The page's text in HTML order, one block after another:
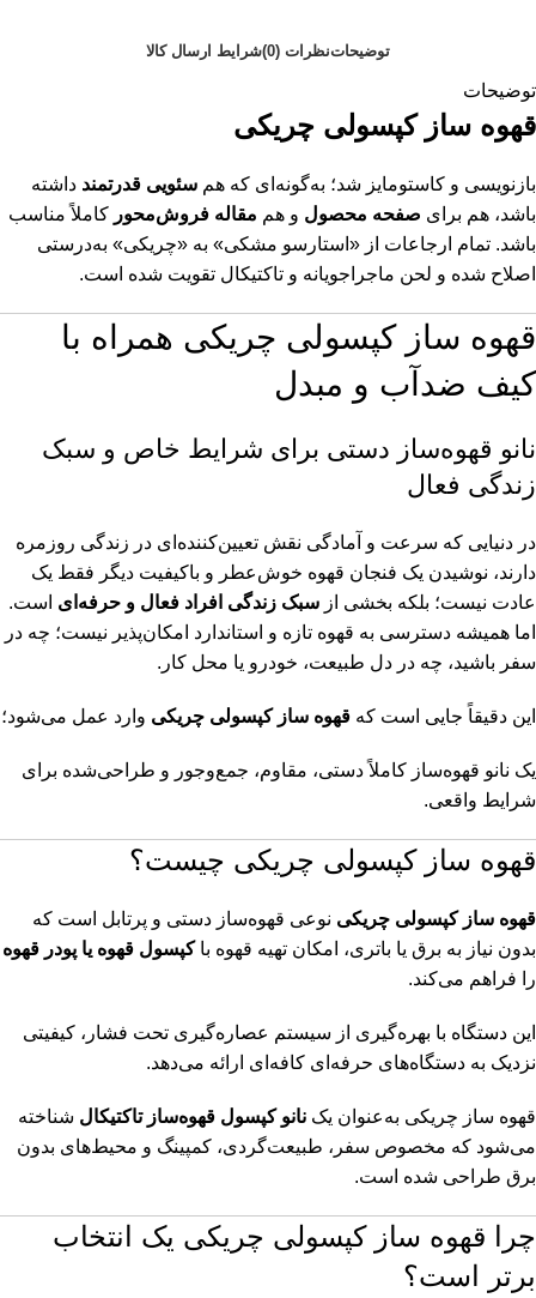
توضیحاتنظرات (0) شرایط ارسال کالا
توضیحات
قهوه ساز کپسولی چریکی
بازنویسی و کاستومایز شد؛ به‌گونه‌ای که هم سئویی قدرتمند داشته
باشد، هم برای صفحه محصول و هم مقاله فروش‌محور کاملاً مناسب
باشد. تمام ارجاعات از «استارسو مشکی» به «چریکی» به‌درستی
اصلاح شده و لحن ماجراجویانه و تاکتیکال تقویت شده است.
قهوه ساز کپسولی چریکی همراه با
کیف ضدآب و مبدل
نانو قهوه‌ساز دستی برای شرایط خاص و سبک
زندگی فعال
در دنیایی که سرعت و آمادگی نقش تعیین‌کننده‌ای در زندگی روزمره
دارند، نوشیدن یک فنجان قهوه خوش‌عطر و باکیفیت دیگر فقط یک
عادت نیست؛ بلکه بخشی از سبک زندگی افراد فعال و حرفه‌ای است.
اما همیشه دسترسی به قهوه تازه و استاندارد امکان‌پذیر نیست؛ چه در
سفر باشید، چه در دل طبیعت، خودرو یا محل کار.
این دقیقاً جایی است که قهوه ساز کپسولی چریکی وارد عمل می‌شود؛
یک نانو قهوه‌ساز کاملاً دستی، مقاوم، جمع‌وجور و طراحی‌شده برای
شرایط واقعی.
قهوه ساز کپسولی چریکی چیست؟
قهوه ساز کپسولی چریکی نوعی قهوه‌ساز دستی و پرتابل است که
بدون نیاز به برق یا باتری، امکان تهیه قهوه باکپسول قهوه یا پودر قهوه
را فراهم می‌کند.
این دستگاه با بهره‌گیری از سیستم عصاره‌گیری تحت فشار، کیفیتی
نزدیک به دستگاه‌های حرفه‌ای کافه‌ای ارائه می‌دهد.
قهوه ساز چریکی به‌عنوان یک نانو کپسول قهوه‌ساز تاکتیکال شناخته
می‌شود که مخصوص سفر، طبیعت‌گردی، کمپینگ و محیط‌های بدون
برق طراحی شده است.
چرا قهوه ساز کپسولی چریکی یک انتخاب
برتر است؟